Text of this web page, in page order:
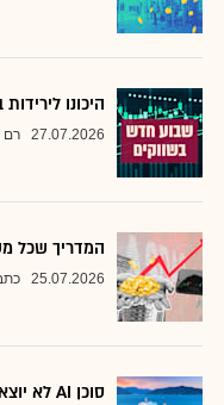
היכונו
27.07.2026 רם
המדריך שכל משקיע
25.07.2026
סוכן AI לא יוצא לקרוז: הבנק שמסמן את המניות שחסינות מפני המהפכה